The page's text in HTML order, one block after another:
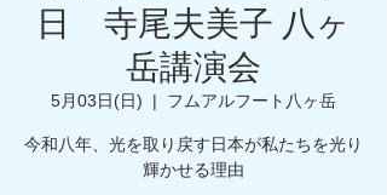
日 寺尾夫美子 八ヶ
岳講演会
5月03日(日)
  |
フムアルフート八ヶ岳
今和八年、光を取り戻す日本が私たちを光り
輝かせる理由